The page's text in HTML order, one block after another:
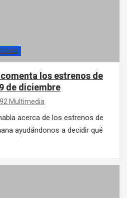
los estrenos de
de diciembre
Multimedia
acerca de los estrenos de
ayudándonos a decidir qué